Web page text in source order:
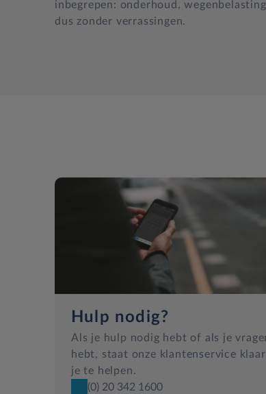
inbegrepen: onderhoud,
dus zonder verrassingen.
Hulp nodig?
Als je hulp nodig hebt of als je
hebt, staat onze klantenservice
je te helpen.
(0) 20 342 1600